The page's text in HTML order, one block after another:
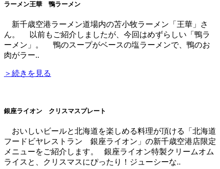
ラーメン王華 鴨ラーメン
新千歳空港ラーメン道場内の苫小牧ラーメン「王華」さ
ん。 以前もご紹介しましたが、今回はめずらしい「鴨ラ
ーメン」。 鴨のスープがベースの塩ラーメンで、鴨のお
肉がラー..
＞続きを見る
銀座ライオン クリスマスプレート
おいしいビールと北海道を楽しめる料理が頂ける「北海道
フードビヤレストラン 銀座ライオン」の新千歳空港店限定
メニューをご紹介します。 銀座ライオン特製クリームオム
ライスと、クリスマスにぴったり！ジューシーな..